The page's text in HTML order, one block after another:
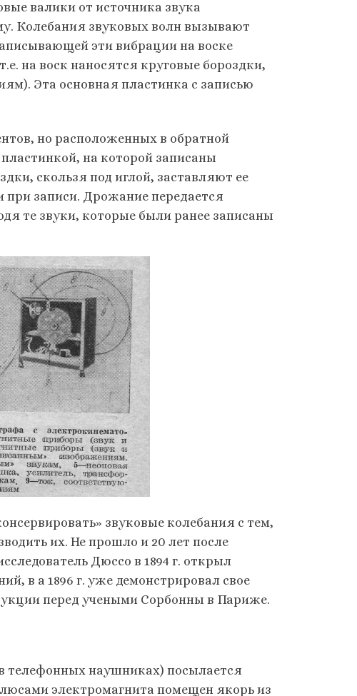
валики от источника звука
Колебания звуковых волн вызывают
эти вибрации на воске
на воск наносятся круговые бороздки,
Эта основная пластинка с записью
но расположенных в обратной
на которой записаны
скользя под иглой, заставляют ее
записи. Дрожание передается
те звуки, которые были ранее записаны
звуковые колебания с тем,
их. Не прошло и 20 лет после
Дюссо в 1894 г. открыл
в а 1896 г. уже демонстрировал свое
перед учеными Сорбонны в Париже.
телефонных наушниках) посылается
электромагнита помещен якорь из